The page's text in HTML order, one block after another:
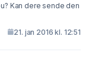
Kan dere sende den
21. jan 2016 kl. 12:51